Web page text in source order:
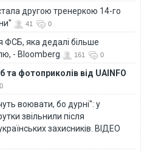
другою тренеркою 14-го
41 0
ФСБ, яка дедалі більше
- Bloomberg
161 0
та фотоприколів від UAINFO
0
воювати, бо дурні": у
звільнили після
захисників. ВІДЕО